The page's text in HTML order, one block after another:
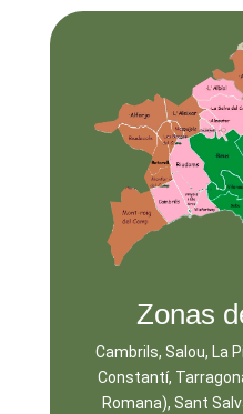
Zonas
Cambrils, Salou, La
Constantí,
Romana), Sant